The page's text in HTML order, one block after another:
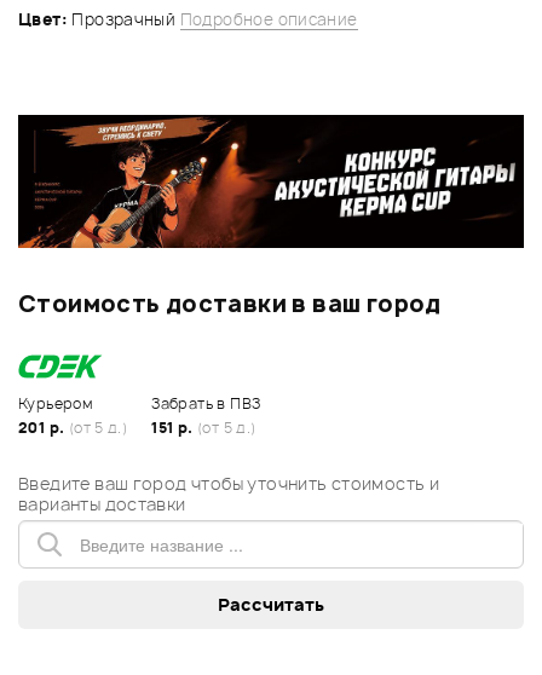
Цвет: Прозрачный Подробное описание
Стоимость доставки в ваш город
Курьером
201 р. (от 5 д.)
Забрать в ПВЗ
151 р. (от 5 д.)
Введите ваш город чтобы уточнить стоимость и
варианты доставки